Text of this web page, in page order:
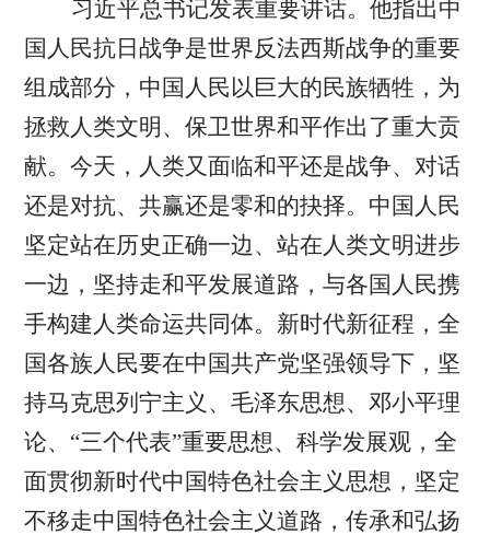
习近平总书记发表重要讲话。他指出中
国人民抗日战争是世界反法西斯战争的重要
组成部分，中国人民以巨大的民族牺牲，为
拯救人类文明、保卫世界和平作出了重大贡
献。今天，人类又面临和平还是战争、对话
还是对抗、共赢还是零和的抉择。中国人民
坚定站在历史正确一边、站在人类文明进步
一边，坚持走和平发展道路，与各国人民携
手构建人类命运共同体。新时代新征程，全
国各族人民要在中国共产党坚强领导下，坚
持马克思列宁主义、毛泽东思想、邓小平理
论、“三个代表”重要思想、科学发展观，全
面贯彻新时代中国特色社会主义思想，坚定
不移走中国特色社会主义道路，传承和弘扬